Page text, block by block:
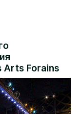
Arts Forains